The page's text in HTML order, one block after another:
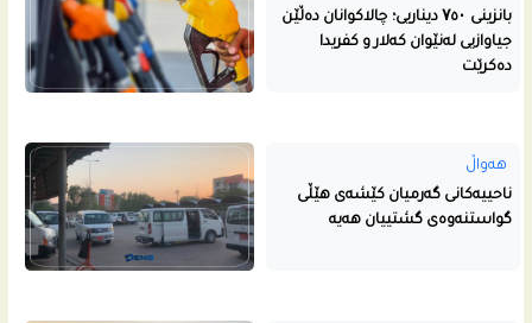
بانزینی ۷٥۰ دیناریی؛ چالاکوانان دەڵێن
جیاوازیی لەنێوان کەلار و کفریدا
دەکرێت
هەواڵ
ناحییه‌كانى گه‌رمیان كێشه‌ى هێڵى
گواستنه‌وه‌ى گشتییان هه‌یه‌